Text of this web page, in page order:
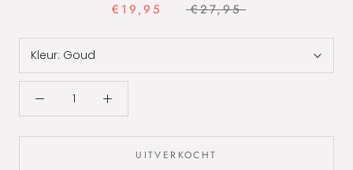
€19,95 €27,95
Kleur: Goud
UITVERKOCHT